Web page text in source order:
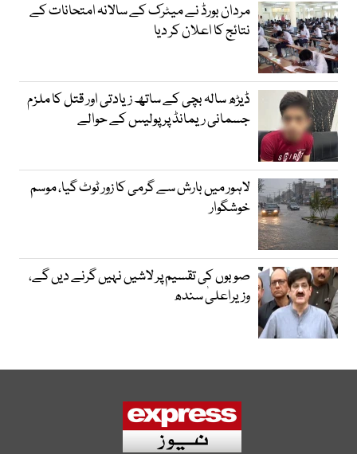
مردان بورڈ نے میٹرک کے سالانہ امتحانات کے
نتائج کا اعلان کر دیا
ڈیڑھ سالہ بچی کے ساتھ زیادتی اور قتل کا ملزم
جسمانی ریمانڈ پر پولیس کے حوالے
لاہور میں بارش سے گرمی کا زور ٹوٹ گیا، موسم
خوشگوار
صوبوں کی تقسیم پر لاشیں نہیں گرنے دیں گے،
وزیراعلیٰ سندھ